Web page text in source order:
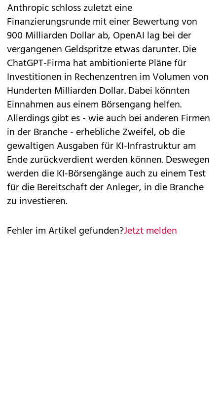
Anthropic schloss zuletzt eine
Finanzierungsrunde mit einer Bewertung von
900 Milliarden Dollar ab, OpenAI lag bei der
vergangenen Geldspritze etwas darunter. Die
ChatGPT-Firma hat ambitionierte Pläne für
Investitionen in Rechenzentren im Volumen von
Hunderten Milliarden Dollar. Dabei könnten
Einnahmen aus einem Börsengang helfen.
Allerdings gibt es - wie auch bei anderen Firmen
in der Branche - erhebliche Zweifel, ob die
gewaltigen Ausgaben für KI-Infrastruktur am
Ende zurückverdient werden können. Deswegen
werden die KI-Börsengänge auch zu einem Test
für die Bereitschaft der Anleger, in die Branche
zu investieren.
Fehler im Artikel gefunden?Jetzt melden